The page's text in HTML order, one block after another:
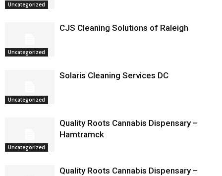
Uncategorized
Uncategorized
CJS Cleaning Solutions of Raleigh
Uncategorized
Solaris Cleaning Services DC
Uncategorized
Quality Roots Cannabis Dispensary –
Hamtramck
Quality Roots Cannabis Dispensary –